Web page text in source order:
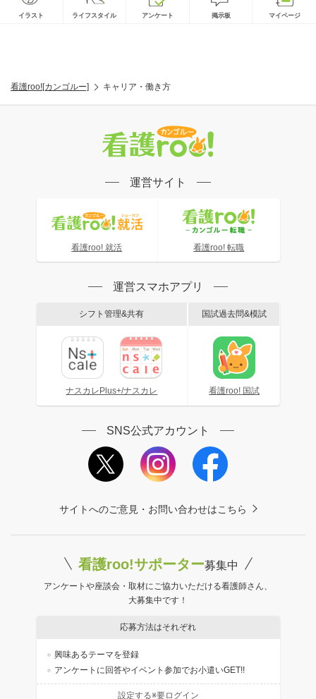
イラスト ライフスタイル アンケート 掲示板 マイページ
看護roo![カンゴルー] キャリア・働き方
運営サイト
看護roo! 就活 看護roo! 転職
運営スマホアプリ
シフト管理&共有
ナスカレPlus+/ナスカレ
国試過去問&模試
看護roo! 国試
SNS公式アカウント
サイトへのご意見・お問い合わせはこちら
看護roo!サポーター募集中
アンケートや座談会・取材にご協力いただける看護師さん、
大募集中です！
応募方法はそれぞれ
興味あるテーマを登録
アンケートに回答やイベント参加でお小遣いGET!!
設定する※要ログイン